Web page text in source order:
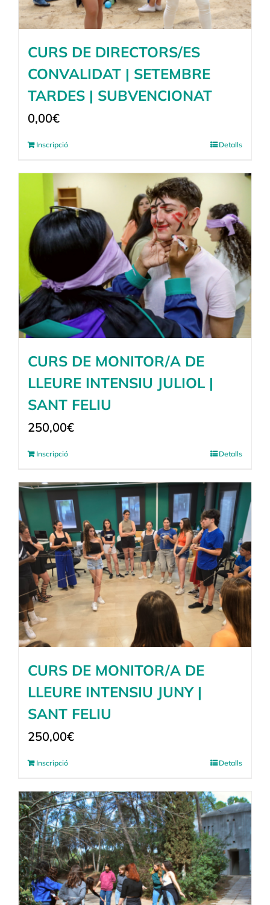
CURS DE DIRECTORS/ES
CONVALIDAT | SETEMBRE
TARDES | SUBVENCIONAT
0,00€
Inscripció Detalls
CURS DE MONITOR/A DE
LLEURE INTENSIU JULIOL |
SANT FELIU
250,00€
Inscripció Detalls
CURS DE MONITOR/A DE
LLEURE INTENSIU JUNY |
SANT FELIU
250,00€
Inscripció Detalls